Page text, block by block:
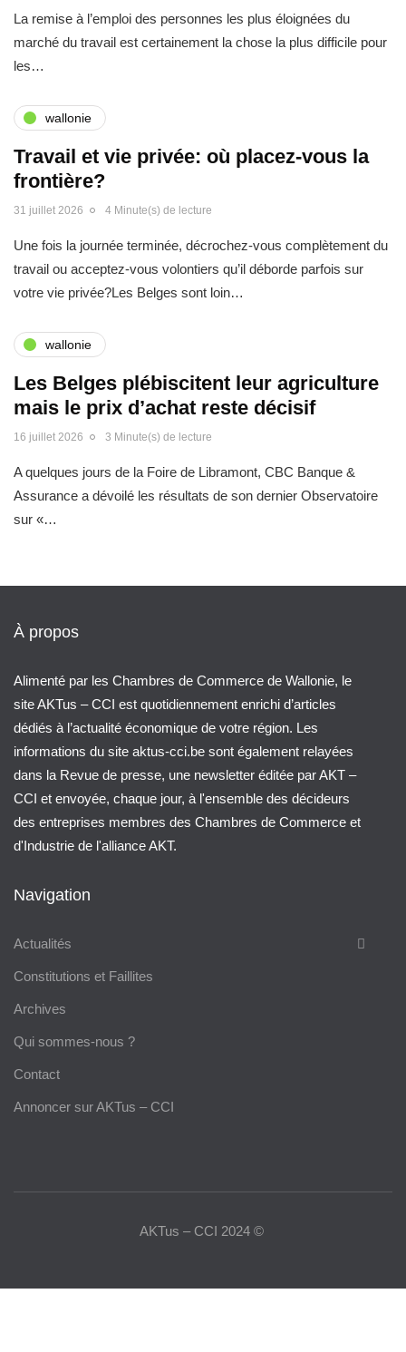
La remise à l’emploi des personnes les plus éloignées du
marché du travail est certainement la chose la plus difficile pour
les…
wallonie
Travail et vie privée: où placez-vous la
frontière?
31 juillet 2026 4 Minute(s) de lecture
Une fois la journée terminée, décrochez-vous complètement du
travail ou acceptez-vous volontiers qu’il déborde parfois sur
votre vie privée?Les Belges sont loin…
wallonie
Les Belges plébiscitent leur agriculture
mais le prix d’achat reste décisif
16 juillet 2026 3 Minute(s) de lecture
A quelques jours de la Foire de Libramont, CBC Banque &
Assurance a dévoilé les résultats de son dernier Observatoire
sur «…
À propos
Alimenté par les Chambres de Commerce de Wallonie, le
site AKTus – CCI est quotidiennement enrichi d’articles
dédiés à l’actualité économique de votre région. Les
informations du site aktus-cci.be sont également relayées
dans la Revue de presse, une newsletter éditée par AKT –
CCI et envoyée, chaque jour, à l'ensemble des décideurs
des entreprises membres des Chambres de Commerce et
d'Industrie de l'alliance AKT.
Navigation
Actualités
Constitutions et Faillites
Archives
Qui sommes-nous ?
Contact
Annoncer sur AKTus – CCI
AKTus – CCI 2024 ©